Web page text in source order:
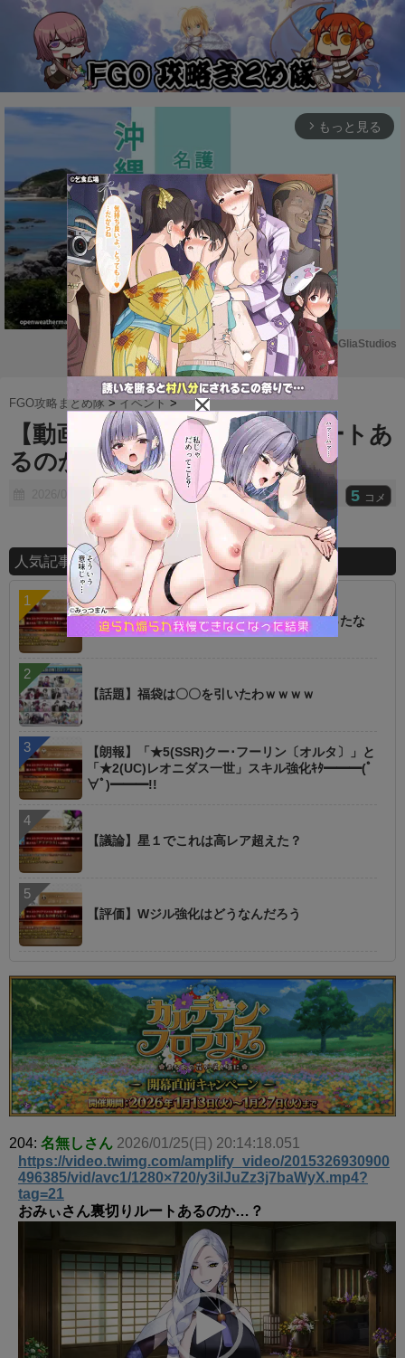
arrow_forward_ios もっと見る
M
u
t
e
Powered by GliaStudios
FGO攻略まとめ隊 >イベント >
【動画】おみぃさん裏切りルートあ
るのか…？
2026/01/25 5 コメ
人気記事ランキング
【朗報】オルタニキは欲しいもの全部もらったな
【話題】福袋は〇〇を引いたわｗｗｗｗ
【朗報】「★5(SSR)クー･フーリン〔オルタ〕」と
「★2(UC)レオニダス一世」スキル強化ｷﾀ━━━(ﾟ
∀ﾟ)━━━!!
【議論】星１でこれは高レア超えた？
【評価】Wジル強化はどうなんだろう
204: 名無しさん 2026/01/25(日) 20:14:18.051
https://video.twimg.com/amplify_video/2015326930900
496385/vid/avc1/1280×720/y3ilJuZz3j7baWyX.mp4?
tag=21
おみぃさん裏切りルートあるのか…？
ー